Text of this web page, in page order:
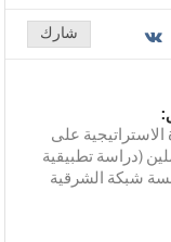
شارك
الاستراتيجية على
(دراسة تطبيقية
شبكة الشرقية